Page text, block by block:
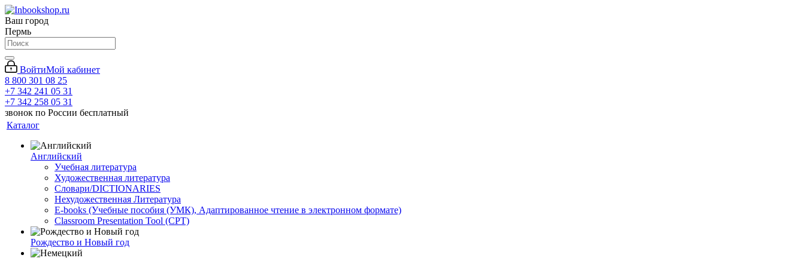
Ваш город
Пермь
ВойтиМой кабинет
8 800 301 08 25
+7 342 241 05 31
+7 342 258 05 31
звонок по России бесплатный
Каталог
Английский
Учебная литература
Художественная литература
Словари/DICTIONARIES
Нехудожественная Литература
E-books (Учебные пособия (УМК), Адаптированное чтение в электронном формате)
Classroom Presentation Tool (CPT)
Рождество и Новый год